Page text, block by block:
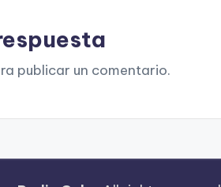
publicar un comentario.